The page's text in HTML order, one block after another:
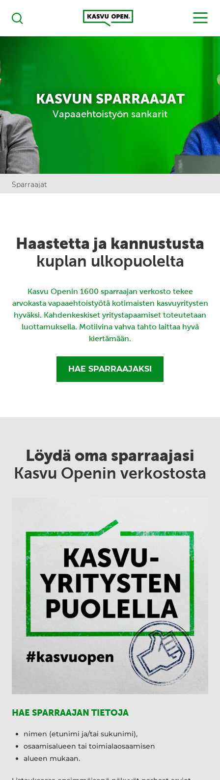
Haku
Kasvu Open
MENU
KASVUN SPARRAAJAT
Vapaaehtoistyön sankarit
Sparraajat
Haastetta ja kannustusta
kuplan ulkopuolelta
Kasvu Openin 1600 sparraajan verkosto tekee
arvokasta vapaaehtoistyötä kotimaisten kasvuyritysten
hyväksi. Kahdenkeskiset yritystapaamiset toteutetaan
luottamuksella. Motiivina vahva tahto laittaa hyvä
kiertämään.
HAE SPARRAAJAKSI
Löydä oma sparraajasi
Kasvu Openin verkostosta
HAE SPARRAAJAN TIETOJA
nimen (etunimi ja/tai sukunimi),
osaamisalueen tai toimialaosaamisen
alueen mukaan.